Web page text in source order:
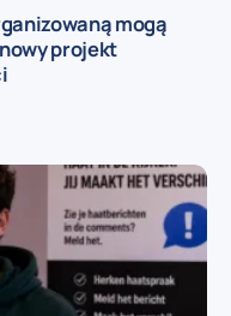
mogą
projekt